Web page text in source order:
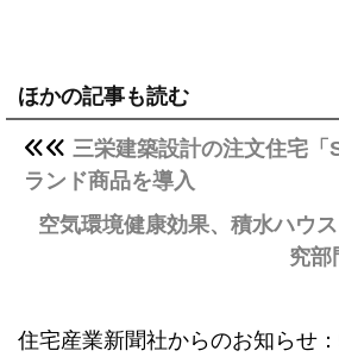
ほかの記事も読む
三栄建築設計の注文住宅「
ランド商品を導入
空気環境健康効果、積水ハウ
究部
住宅産業新聞社からのお知らせ：